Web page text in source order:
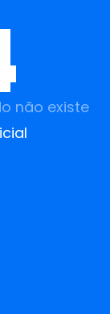
não existe